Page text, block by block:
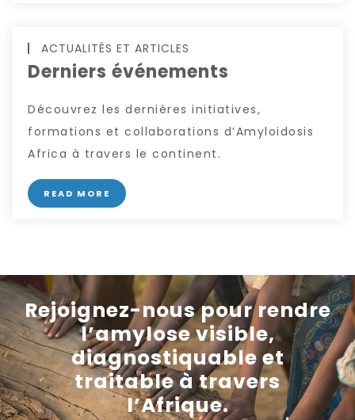
ACTUALITÉS ET ARTICLES
Derniers événements
Découvrez les dernières initiatives,
formations et collaborations d’Amyloidosis
Africa à travers le continent.
READ MORE
Rejoignez-nous pour rendre
l’amylose visible,
diagnostiquable et
traitable à travers
l’Afrique.